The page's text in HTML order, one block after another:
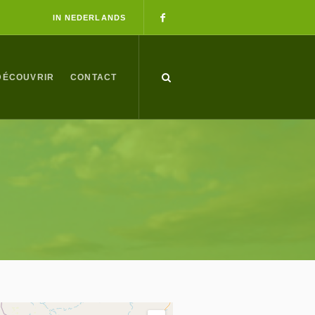
IN NEDERLANDS
CONTACT